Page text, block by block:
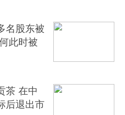
名股东被
此时被
茶 在中
后退出市